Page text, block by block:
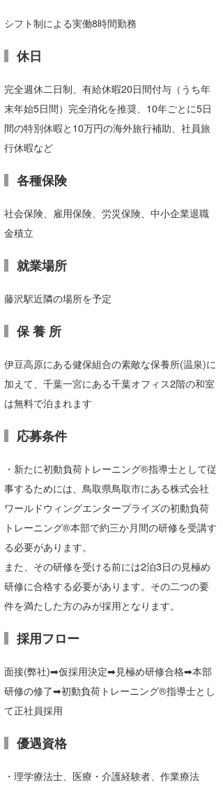
シフト制による実働8時間勤務
休日
完全週休二日制、有給休暇20日間付与（うち年
末年始5日間）完全消化を推奨、10年ごとに5日
間の特別休暇と10万円の海外旅行補助、社員旅
行休暇など
各種保険
社会保険、雇用保険、労災保険、中小企業退職
金積立
就業場所
藤沢駅近隣の場所を予定
保 養 所
伊豆高原にある健保組合の素敵な保養所(温泉)に
加えて、千葉一宮にある千葉オフィス2階の和室
は無料で泊まれます
応募条件
・新たに初動負荷トレーニング®指導士として従
事するためには、鳥取県鳥取市にある株式会社
ワールドウィングエンタープライズの初動負荷
トレーニング®本部で約三か月間の研修を受講す
る必要があります。
また、その研修を受ける前には2泊3日の見極め
研修に合格する必要があります。その二つの要
件を満たした方のみが採用となります。
採用フロー
面接(弊社)➡仮採用決定➡見極め研修合格➡本部
研修の修了➡初動負荷トレーニング®指導士とし
て正社員採用
優遇資格
・理学療法士、医療・介護経験者、作業療法